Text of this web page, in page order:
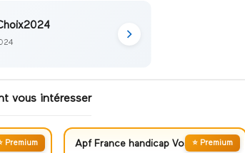
vous intéresser
Premium ⭐ Premium
Apf France handicap Vosges